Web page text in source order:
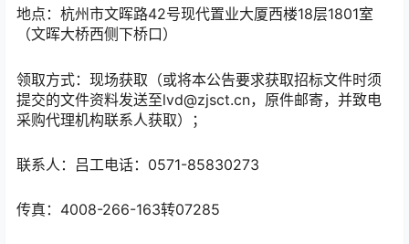
地点：杭州市文晖路42号现代置业大厦西楼18层1801室
（文晖大桥西侧下桥口）
领取方式：现场获取（或将本公告要求获取招标文件时须
提交的文件资料发送至lvd@zjsct.cn，原件邮寄，并致电
采购代理机构联系人获取）；
联系人：吕工电话：0571-85830273
传真：4008-266-163转07285